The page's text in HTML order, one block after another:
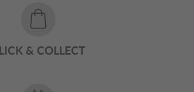
& COLLECT